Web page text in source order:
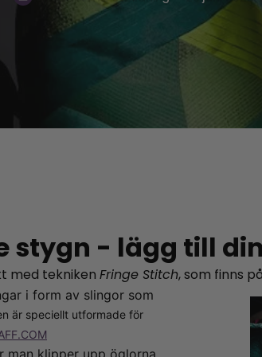
stygn - lägg till
med tekniken Fringe Stitch, som finns på
i form av slingor som
är speciellt utformade för
man klipper upp öglorna,